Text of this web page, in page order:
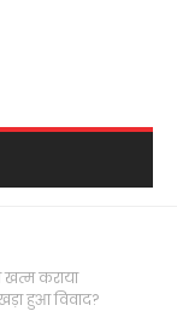
कराया
हुआ विवाद?